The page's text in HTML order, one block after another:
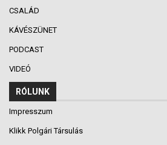
CSALÁD
KÁVÉSZÜNET
PODCAST
VIDEÓ
RÓLUNK
Impresszum
Klikk Polgári Társulás